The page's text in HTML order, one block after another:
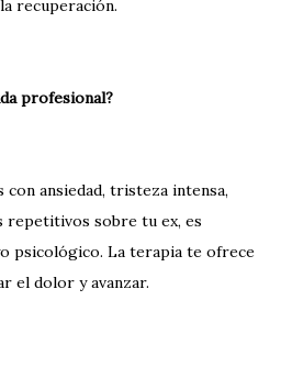
recuperación.
profesional?
con ansiedad, tristeza intensa,
repetitivos sobre tu ex, es
psicológico. La terapia te ofrece
el dolor y avanzar.